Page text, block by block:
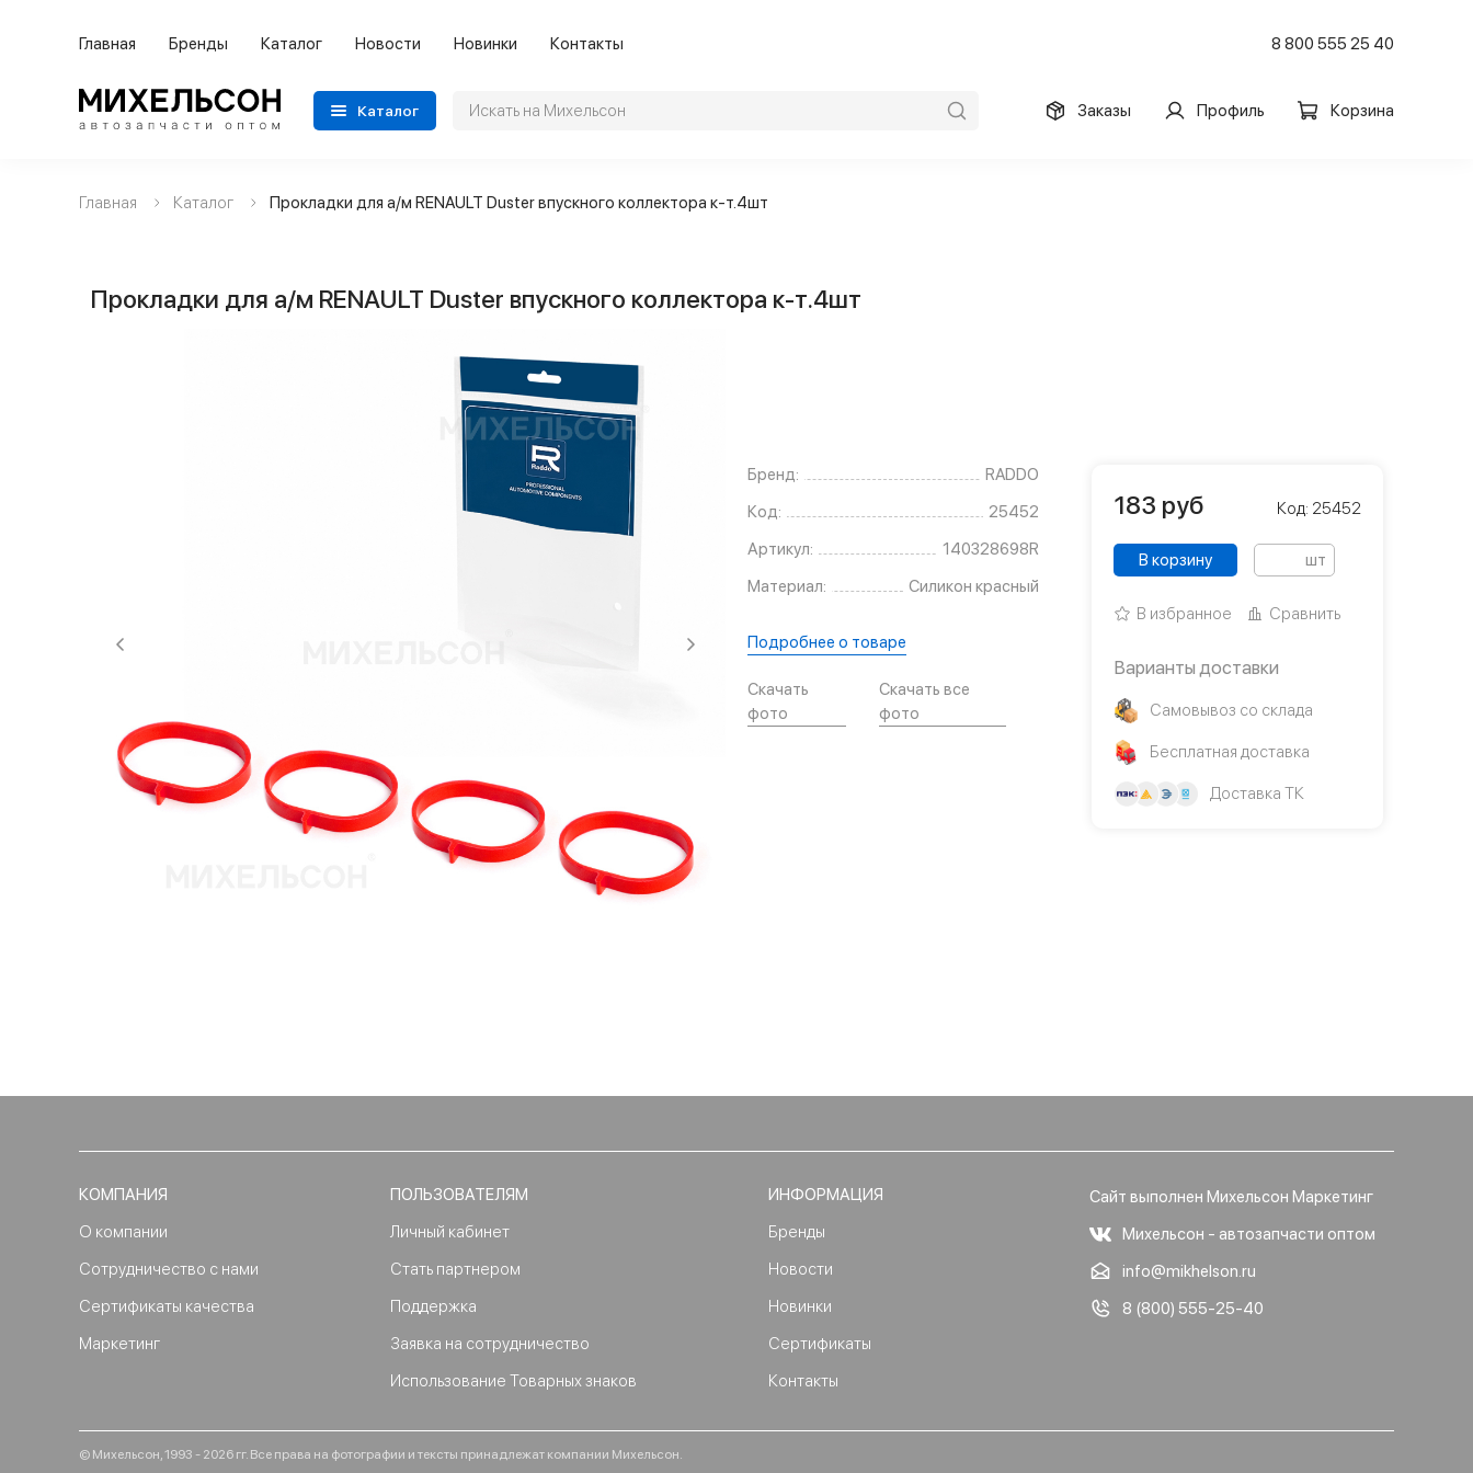
Главная Бренды Каталог Новости Новинки Контакты 8 800 555 25 40
Каталог Заказы Профиль Корзина
Применяемость
Категории автозапчастей
Главная Каталог Прокладки для а/м RENAULT Duster впускного коллектора к-т.4шт
Прокладки для а/м RENAULT Duster впускного коллектора к-т.4шт
Бренд:
RADDO
Код:
25452
Артикул:
140328698R
Материал:
Силикон красный
Подробнее о товаре
Скачать
фото
Скачать все
фото
183 руб Код: 25452
В корзину шт
В избранное Сравнить
Варианты доставки
Самовывоз со склада
Бесплатная доставка
Доставка ТК
КОМПАНИЯ
О компании
Сотрудничество с нами
Сертификаты качества
Маркетинг
ПОЛЬЗОВАТЕЛЯМ
Личный кабинет
Стать партнером
Поддержка
Заявка на сотрудничество
Использование Товарных знаков
ИНФОРМАЦИЯ
Бренды
Новости
Новинки
Сертификаты
Контакты
Сайт выполнен Михельсон Маркетинг
Михельсон - автозапчасти оптом
info@mikhelson.ru
8 (800) 555-25-40
© Михельсон, 1993 - 2026 гг. Все права на фотографии и тексты принадлежат компании Михельсон.